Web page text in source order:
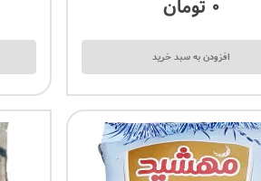
5
۰ تومان
افزودن به سبد خرید